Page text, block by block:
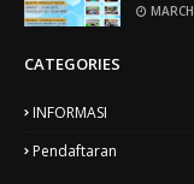
CATEGORIES
INFORMASI
Pendaftaran